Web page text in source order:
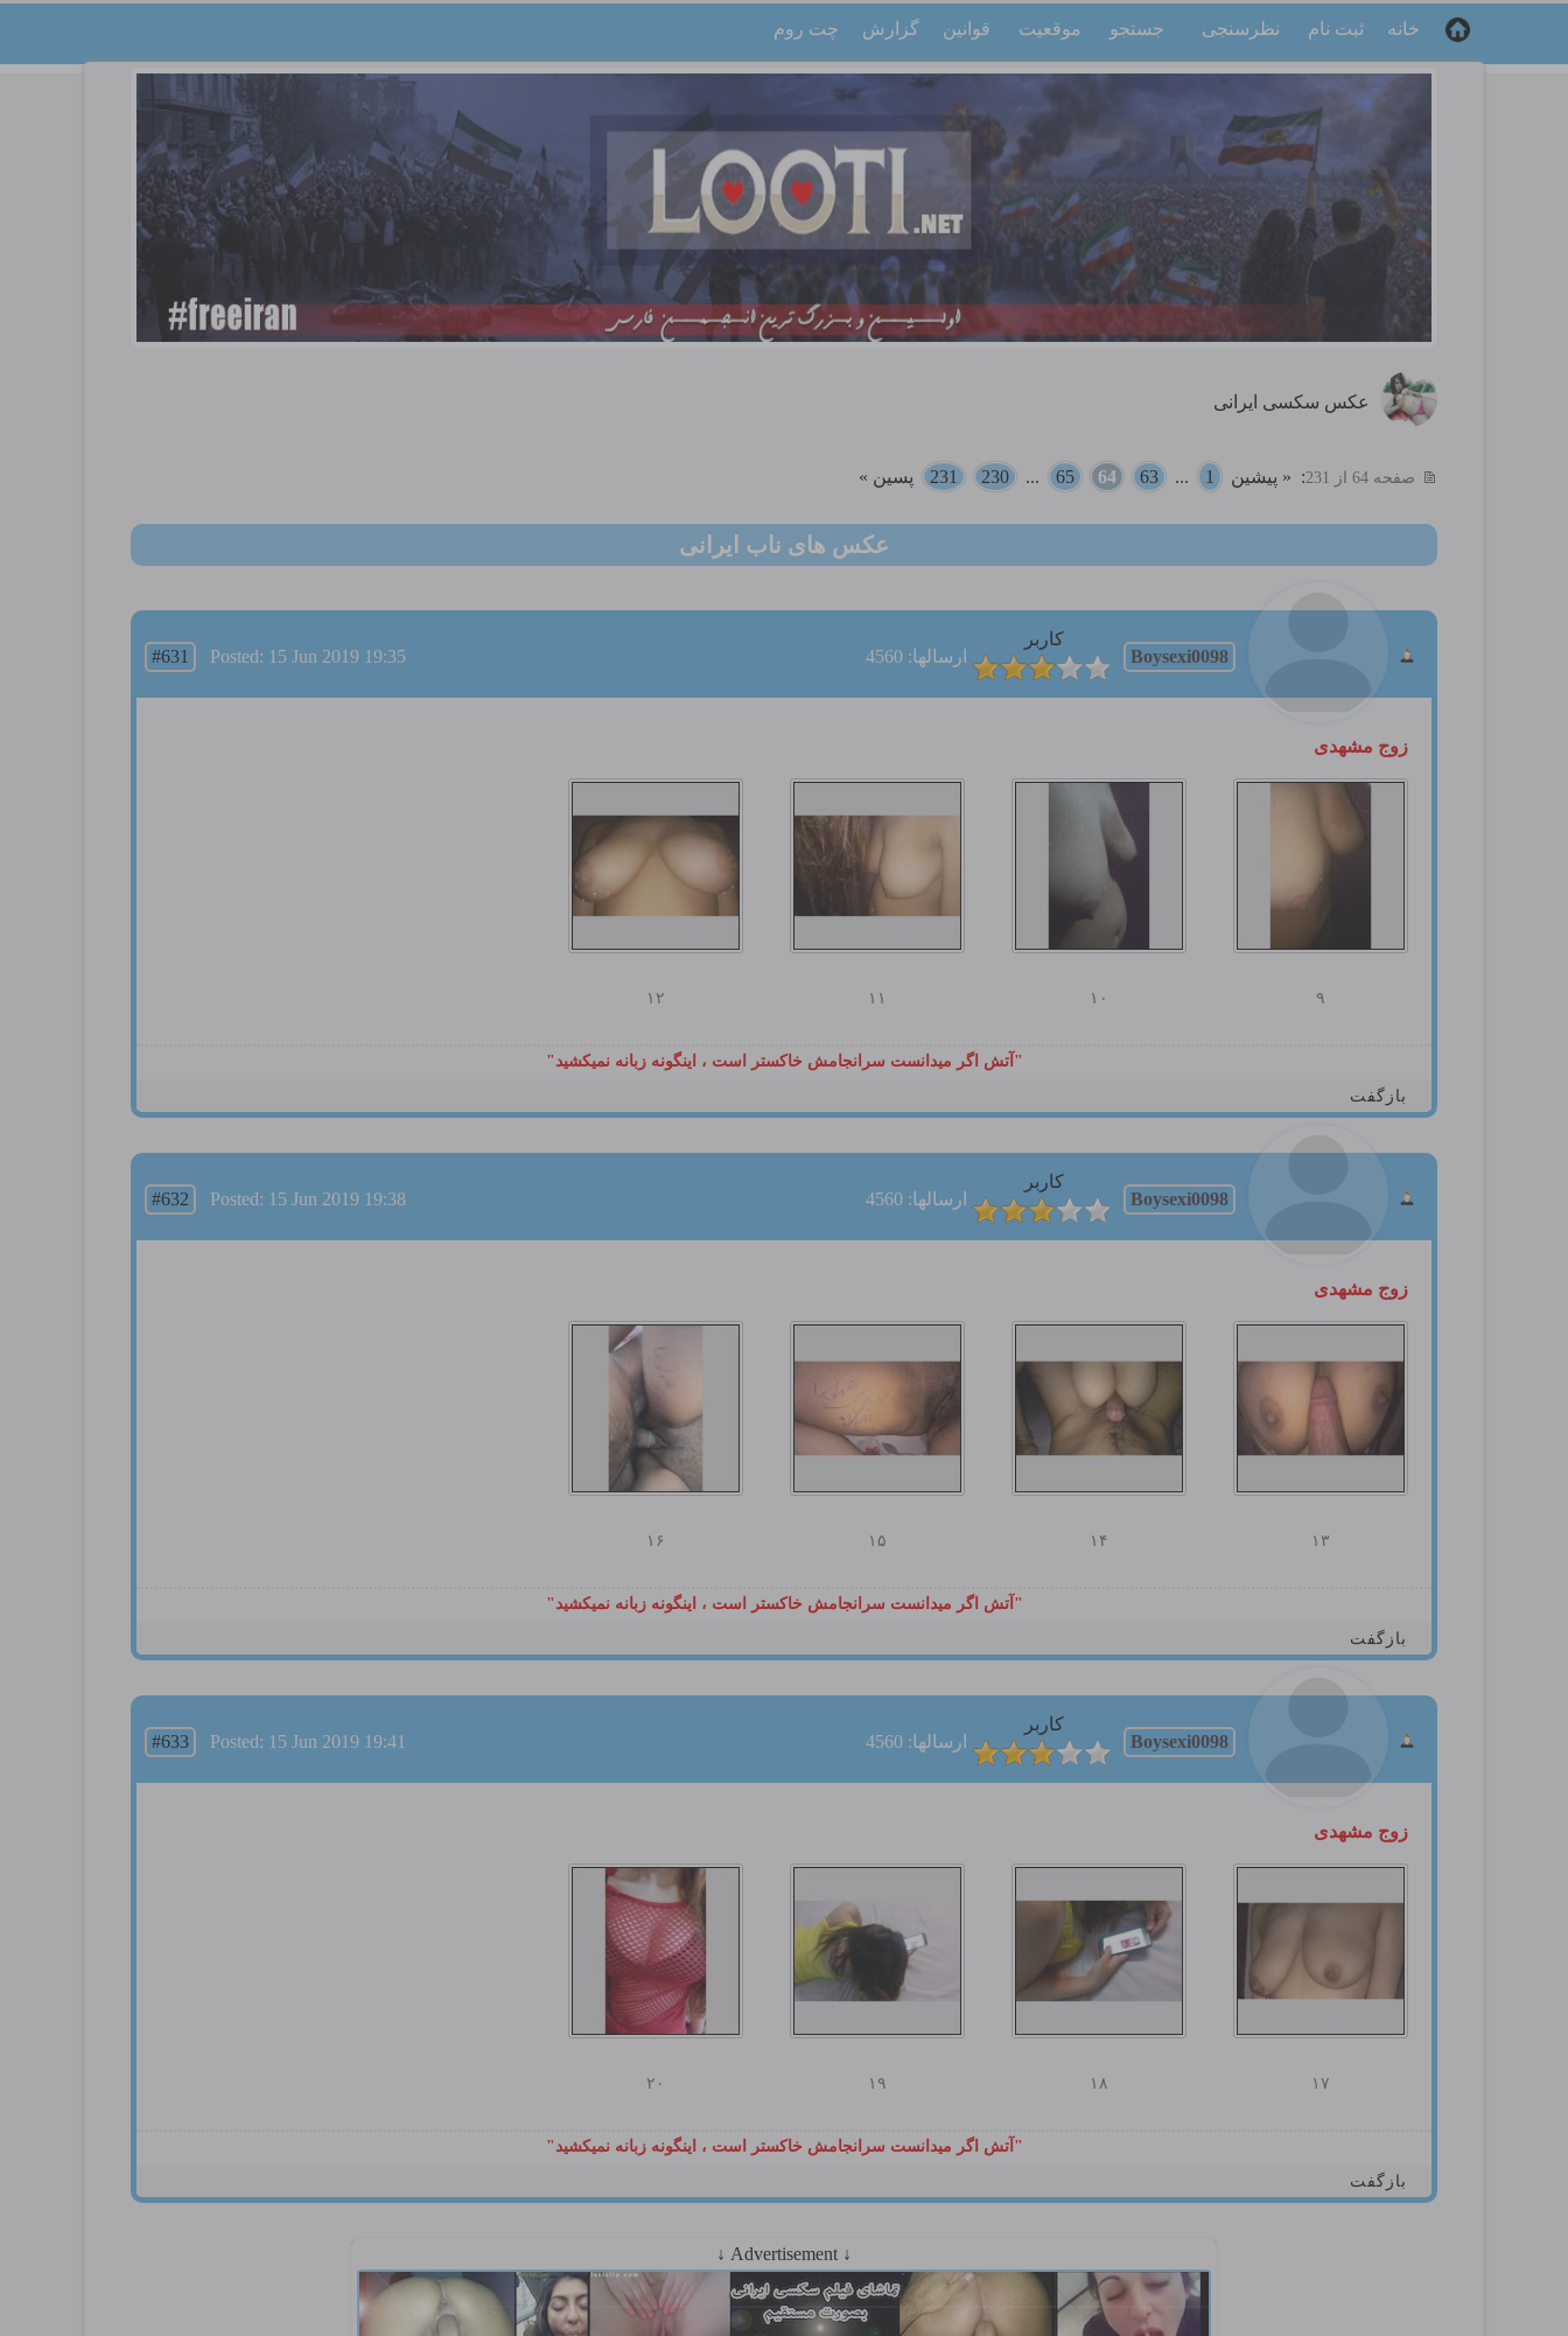
خانه ثبت نام نظرسنجی جستجو موقعیت قوانین گزارش چت روم
عکس سکسی ایرانی
صفحه 64 از 231 : « پیشین 1
...
63
64
65
...
230
231 پسین »
عکس های ناب ایرانی
Boysexi0098
کاربر
ارسالها: 4560
#631 Posted: 15 Jun 2019 19:35
زوج مشهدی
۹ ۱۰ ۱۱ ۱۲
"آتش اگر ميدانست سرانجامش خاكستر است ، اينگونه زبانه نميكشيد"
بازگفت
Boysexi0098
کاربر
ارسالها: 4560
#632 Posted: 15 Jun 2019 19:38
زوج مشهدی
۱۳ ۱۴ ۱۵ ۱۶
"آتش اگر ميدانست سرانجامش خاكستر است ، اينگونه زبانه نميكشيد"
بازگفت
Boysexi0098
کاربر
ارسالها: 4560
#633 Posted: 15 Jun 2019 19:41
زوج مشهدی
۱۷ ۱۸ ۱۹ ۲۰
"آتش اگر ميدانست سرانجامش خاكستر است ، اينگونه زبانه نميكشيد"
بازگفت
↓ Advertisement ↓